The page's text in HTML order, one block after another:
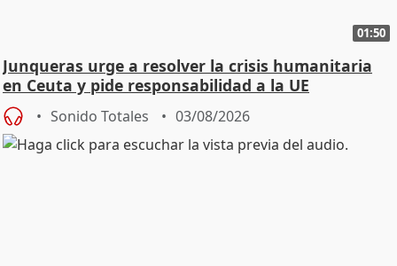
01:50
Junqueras urge a resolver la crisis humanitaria
en Ceuta y pide responsabilidad a la UE
Sonido Totales 03/08/2026